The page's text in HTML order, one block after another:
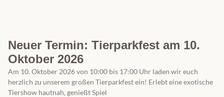
Neuer Termin: Tierparkfest am 10.
Oktober 2026
Am 10. Oktober 2026 von 10:00 bis 17:00 Uhr laden wir euch
herzlich zu unserem großen Tierparkfest ein! Erlebt eine exotische
Tiershow hautnah, genießt Spiel